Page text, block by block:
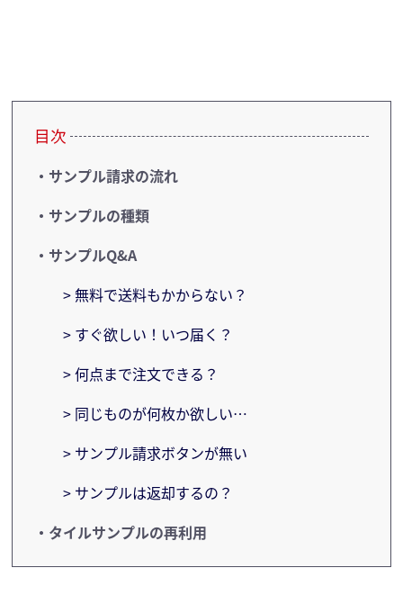
目次
・サンプル請求の流れ
・サンプルの種類
・サンプルQ&A
> 無料で送料もかからない？
> すぐ欲しい！いつ届く？
> 何点まで注文できる？
> 同じものが何枚か欲しい…
> サンプル請求ボタンが無い
> サンプルは返却するの？
・タイルサンプルの再利用